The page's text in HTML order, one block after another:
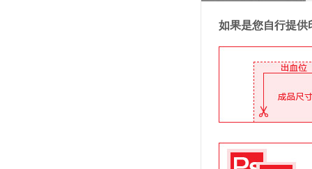
如果是您自行提供